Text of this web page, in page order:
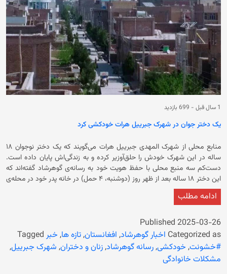
1 سال قبل - 699 بازدید
یک دختر جوان در شهرک جبرییل هرات خودکشی کرد
منابع محلی از شهرک المهدی جبرییل هرات می‌گویند که یک دختر نوجوان ۱۸
ساله در این شهرک خودش را حلق‌آوزیر کرده و به زندگی‌اش پایان داده است.
دست‌کم سه منبع محلی با حفظ هویت خود به رسانه‌ی گوهرشاد گفته‌اند که
این دختر ۱۸ ساله بعد از ظهر روز (دوشنبه، ۴ حمل) در خانه‌ پدر خود در محله‌ی
این خودکشی مشخص نشده است. مسوولان محلی حکومت سرپرست در
هرات تا اکنون در مورد این رویداد چیزی نگفته است. این خودکشی، اولین مورد
خودکشی زنان و دختران در سال نو هجری خورشیدی است که در هرات گزارش
می‌شود. باید گفت که میزان خودکشی زنان و دختران در سراسر افغانستان و به
ادامه مطلب
Published 2025-03-26
Categorized as اخبار گوهرشاد, افغانستان,تازه ها, خبر Tagged
#خشونت, خودکشی,رسانه گوهرشاد,زنان و دختران, شهرک جبرییل,
مشکلات خانوادگی